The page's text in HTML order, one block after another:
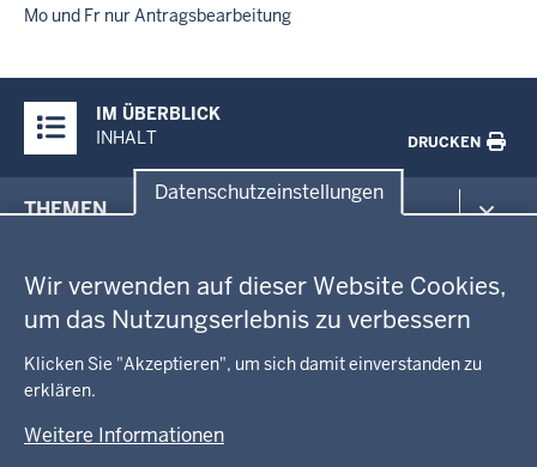
Datenschutzeinstellungen
Wir verwenden auf dieser Website Cookies,
um das Nutzungserlebnis zu verbessern
Klicken Sie "Akzeptieren", um sich damit einverstanden zu
erklären.
Weitere Informationen
Mo und Fr nur Antragsbearbeitung
Inhalte
IM ÜBERBLICK
INHALT
DRUCKEN
in
Fußzeile
THEMEN
Gesundheit und Soziales
Kommunales, Planung, Bauen und Verkehr
Schule und Bildung
Wirtschaft und Kultur
GEOBASIS NRW
Ausbildung und Karriere
Geodaten-Anwendungen
Neues
Produkte und Dienste
Amtsblatt
Behördenleitung